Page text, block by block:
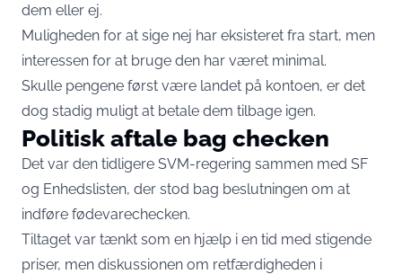
dem eller ej.
Muligheden for at sige nej har eksisteret fra start, men
interessen for at bruge den har været minimal.
Skulle pengene først være landet på kontoen, er det
dog stadig muligt at betale dem tilbage igen.
Politisk aftale bag checken
Det var den tidligere SVM-regering sammen med SF
og Enhedslisten, der stod bag beslutningen om at
indføre fødevarechecken.
Tiltaget var tænkt som en hjælp i en tid med stigende
priser, men diskussionen om retfærdigheden i